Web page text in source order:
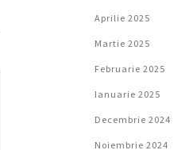
Aprilie 2025
Martie 2025
Februarie 2025
Ianuarie 2025
Decembrie 2024
Noiembrie 2024